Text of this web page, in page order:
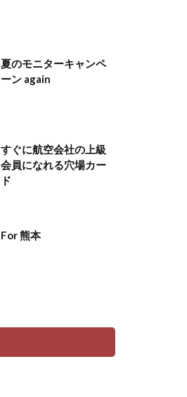
夏のモニターキャンペ
ーン again
すぐに航空会社の上級
会員になれる穴場カー
ド
For 熊本